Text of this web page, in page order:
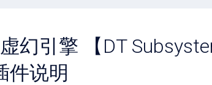
幻引擎 【DT
件说明